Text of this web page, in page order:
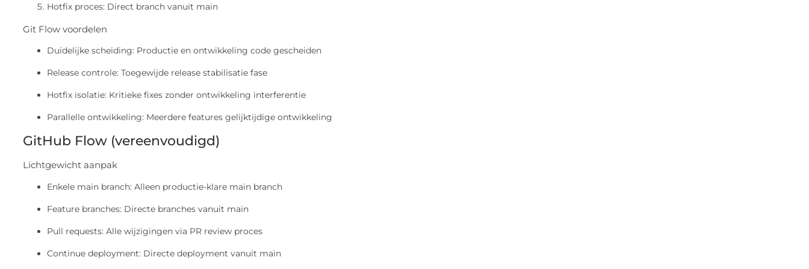
Hotfix proces: Direct branch vanuit main
Git Flow voordelen
Duidelijke scheiding: Productie en ontwikkeling code gescheiden
Release controle: Toegewijde release stabilisatie fase
Hotfix isolatie: Kritieke fixes zonder ontwikkeling interferentie
Parallelle ontwikkeling: Meerdere features gelijktijdige ontwikkeling
GitHub Flow (vereenvoudigd)
Lichtgewicht aanpak
Enkele main branch: Alleen productie-klare main branch
Feature branches: Directe branches vanuit main
Pull requests: Alle wijzigingen via PR review proces
Continue deployment: Directe deployment vanuit main